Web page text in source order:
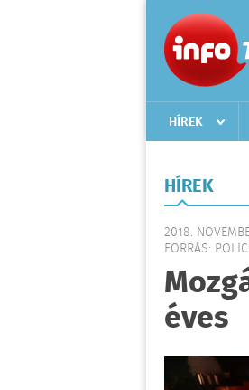
HÍREK
HÍREK
2018.
FORRÁS:
éves